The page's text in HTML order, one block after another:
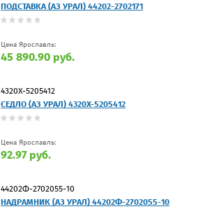
ПОДСТАВКА (АЗ УРАЛ) 44202-2702171
Цена Ярославль:
45 890.90 руб.
4320Х-5205412
СЕДЛО (АЗ УРАЛ) 4320Х-5205412
Цена Ярославль:
92.97 руб.
44202Ф-2702055-10
НАДРАМНИК (АЗ УРАЛ) 44202Ф-2702055-10